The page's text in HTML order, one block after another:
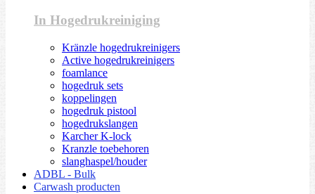
In Hogedrukreiniging
Kränzle hogedrukreinigers
Active hogedrukreinigers
foamlance
hogedruk sets
koppelingen
hogedruk pistool
hogedrukslangen
Karcher K-lock
Kranzle toebehoren
slanghaspel/houder
ADBL - Bulk
Carwash producten